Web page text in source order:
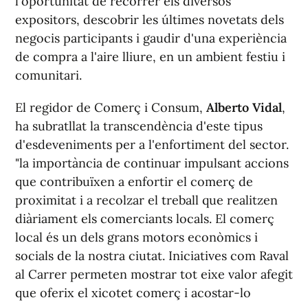
expositors, descobrir les últimes novetats dels
negocis participants i gaudir d'una experiència
de compra a l'aire lliure, en un ambient festiu i
comunitari.
El regidor de Comerç i Consum, Alberto Vidal,
ha subratllat la transcendència d'este tipus
d'esdeveniments per a l'enfortiment del sector.
"la importància de continuar impulsant accions
que contribuïxen a enfortir el comerç de
proximitat i a recolzar el treball que realitzen
diàriament els comerciants locals. El comerç
local és un dels grans motors econòmics i
socials de la nostra ciutat. Iniciatives com Raval
al Carrer permeten mostrar tot eixe valor afegit
que oferix el xicotet comerç i acostar-lo